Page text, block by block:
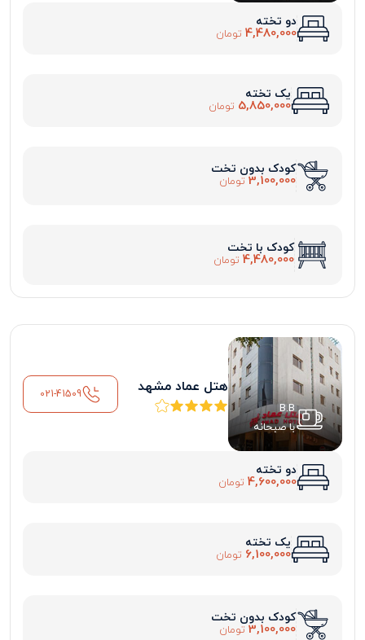
دو تخته
4,480,000 تومان
یک تخته
5,850,000 تومان
کودک بدون تخت
3,100,000 تومان
کودک با تخت
4,480,000 تومان
B.B
با صبحانه
هتل عماد مشهد 021-41509
دو تخته
4,600,000 تومان
یک تخته
6,100,000 تومان
کودک بدون تخت
3,100,000 تومان